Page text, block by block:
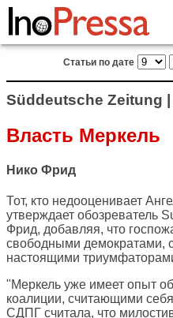
Статьи по дате
Süddeutsche Zeitung |
Власть Меркель
Нико Фрид
Тот, кто недооценивает
утверждает обозреватель
Фрид, добавляя, что
свободными демократами,
настоящими
"Меркель уже имеет опыт
коалиции, считающими
СДПГ считала, что